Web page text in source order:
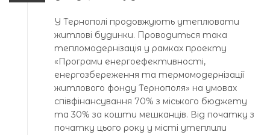
У Тернополі продовжують утеплювати
житлові будинки. Проводиться така
тепломодернізація у рамках проекту
«Програми енергоефективності,
енергозбереження та термомодернізації
житлового фонду Тернополя» на умовах
співфінансування 70% з міського бюджету
та 30% за кошти мешканців. Від початку з
початку цього року у місті утеплили